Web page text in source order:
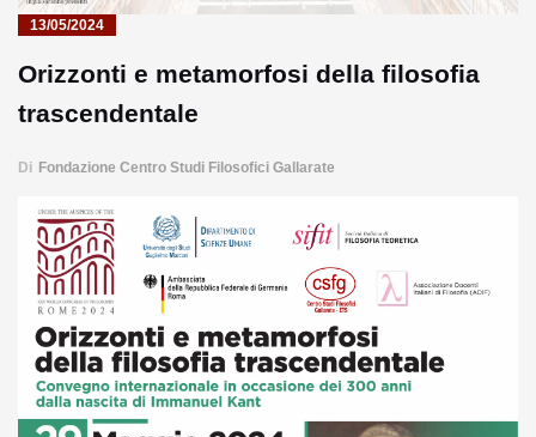
13/05/2024
Orizzonti e metamorfosi della filosofia
trascendentale
Di Fondazione Centro Studi Filosofici Gallarate